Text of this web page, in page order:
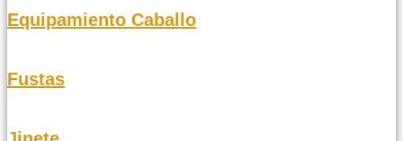
Equipamiento Caballo
Fustas